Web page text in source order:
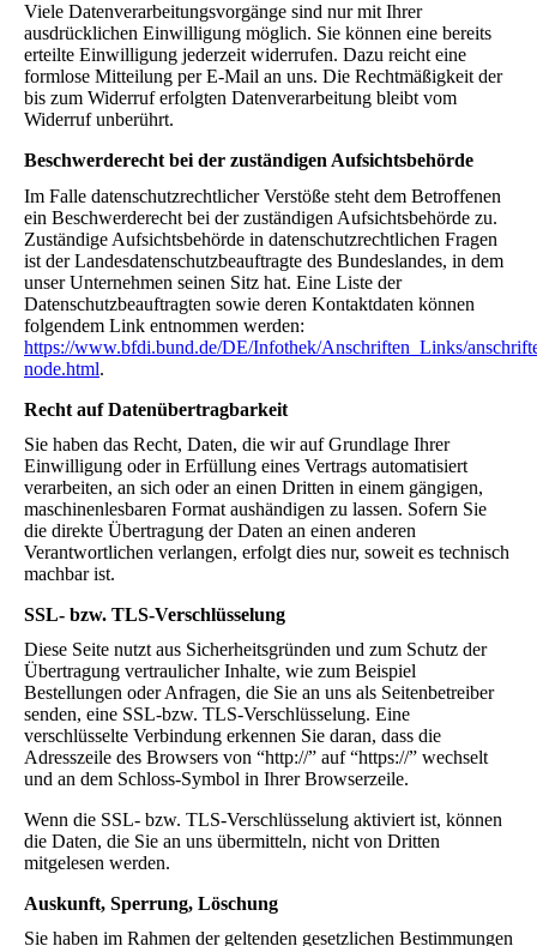
Viele Datenverarbeitungsvorgänge sind nur mit Ihrer
ausdrücklichen Einwilligung möglich. Sie können eine bereits
erteilte Einwilligung jederzeit widerrufen. Dazu reicht eine
formlose Mitteilung per E-Mail an uns. Die Rechtmäßigkeit der
bis zum Widerruf erfolgten Datenverarbeitung bleibt vom
Widerruf unberührt.
Beschwerderecht bei der zuständigen Aufsichtsbehörde
Im Falle datenschutzrechtlicher Verstöße steht dem Betroffenen
ein Beschwerderecht bei der zuständigen Aufsichtsbehörde zu.
Zuständige Aufsichtsbehörde in datenschutzrechtlichen Fragen
ist der Landesdatenschutzbeauftragte des Bundeslandes, in dem
unser Unternehmen seinen Sitz hat. Eine Liste der
Datenschutzbeauftragten sowie deren Kontaktdaten können
folgendem Link entnommen werden:
https://www.bfdi.bund.de/DE/Infothek/Anschriften_Links/
node.html.
Recht auf Datenübertragbarkeit
Sie haben das Recht, Daten, die wir auf Grundlage Ihrer
Einwilligung oder in Erfüllung eines Vertrags automatisiert
verarbeiten, an sich oder an einen Dritten in einem gängigen,
maschinenlesbaren Format aushändigen zu lassen. Sofern Sie
die direkte Übertragung der Daten an einen anderen
Verantwortlichen verlangen, erfolgt dies nur, soweit es technisch
machbar ist.
SSL- bzw. TLS-Verschlüsselung
Diese Seite nutzt aus Sicherheitsgründen und zum Schutz der
Übertragung vertraulicher Inhalte, wie zum Beispiel
Bestellungen oder Anfragen, die Sie an uns als Seitenbetreiber
senden, eine SSL-bzw. TLS-Verschlüsselung. Eine
verschlüsselte Verbindung erkennen Sie daran, dass die
Adresszeile des Browsers von “http://” auf “https://” wechselt
und an dem Schloss-Symbol in Ihrer Browserzeile.
Wenn die SSL- bzw. TLS-Verschlüsselung aktiviert ist, können
die Daten, die Sie an uns übermitteln, nicht von Dritten
mitgelesen werden.
Auskunft, Sperrung, Löschung
Sie haben im Rahmen der geltenden gesetzlichen Bestimmungen